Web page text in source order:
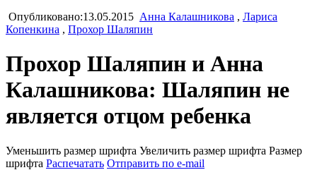
Опубликовано:13.05.2015 Анна Калашникова , Лариса
Копенкина , Прохор Шаляпин
Прохор Шаляпин и Анна
Калашникова: Шаляпин не
является отцом ребенка
Уменьшить размер шрифта Увеличить размер шрифта Размер
шрифта Распечатать Отправить по e-mail